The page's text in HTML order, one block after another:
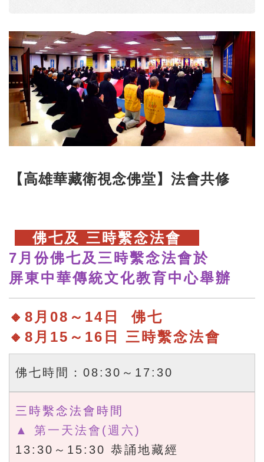
【高雄華藏衛視念佛堂】法會共修
佛七及 三時繫念法會
7月份佛七及三時繫念法會於
屏東中華傳統文化教育中心舉辦
🔸 8月08～14日 佛七
🔸 8月15 ～16 日 三時繫念法會
佛七時間：08:30～17:30
三時繫念法會時間
▲ 第一天法會(週六)
13:30～15:30 恭誦地藏經